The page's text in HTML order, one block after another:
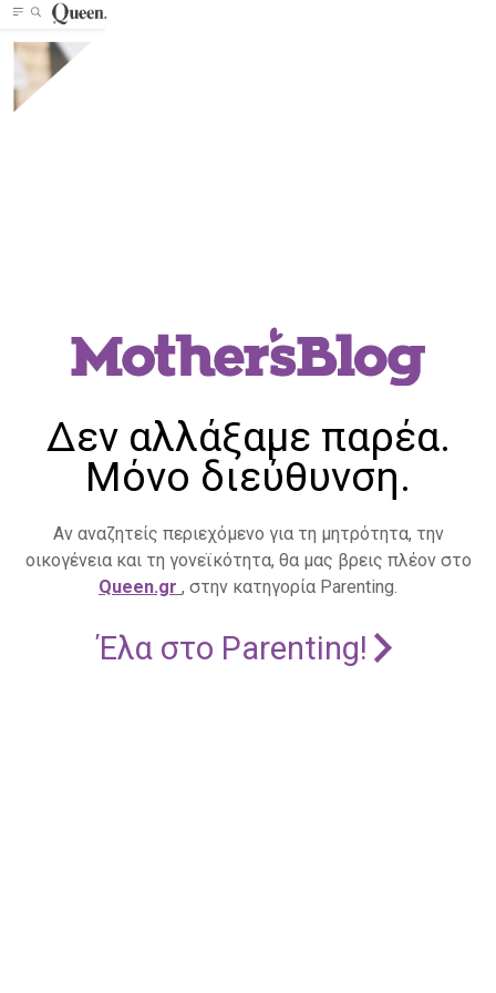
Δεν αλλάξαμε παρέα.
Μόνο διεύθυνση.
Αν αναζητείς περιεχόμενο για τη μητρότητα, την
οικογένεια και τη γονεϊκότητα, θα μας βρεις πλέον στο
Queen.gr , στην κατηγορία Parenting.
Έλα στο Parenting!